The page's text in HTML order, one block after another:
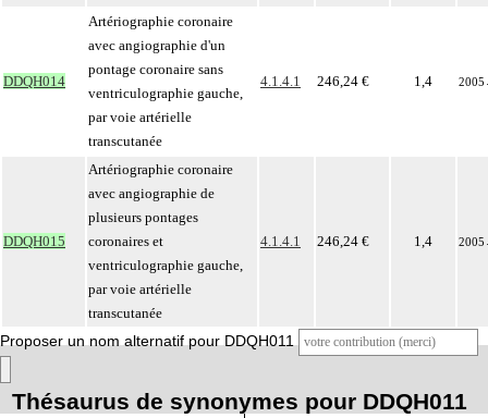
DDQH014
Artériographie coronaire
avec angiographie d'un
pontage coronaire sans
ventriculographie gauche,
par voie artérielle
transcutanée
4.1.4.1 246,24 € 1,4 2005
DDQH015
Artériographie coronaire
avec angiographie de
plusieurs pontages
coronaires et
ventriculographie gauche,
par voie artérielle
transcutanée
4.1.4.1 246,24 € 1,4 2005
Proposer un nom alternatif pour DDQH011
Thésaurus de synonymes pour DDQH011